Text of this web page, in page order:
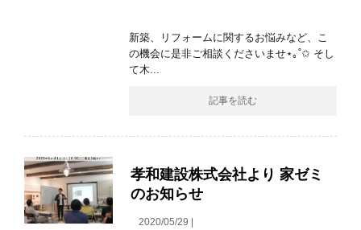
新築、リフォームに関するお悩みなど、こ
の機会に是非ご相談くださいませ⋆｡˚✩ そし
て木...
記事を読む
孝和建設株式会社より 家ゼミ
のお知らせ
2020/05/29 |